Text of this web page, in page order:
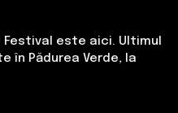
Festival este aici. Ultimul
în Pădurea Verde, la